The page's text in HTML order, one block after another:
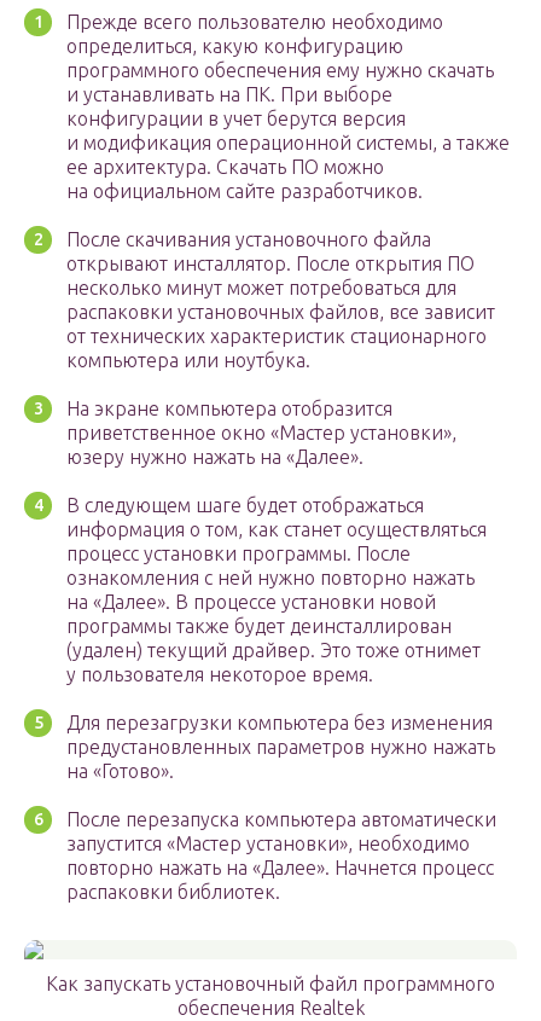
Прежде всего пользователю необходимо
определиться, какую конфигурацию
программного обеспечения ему нужно скачать
и устанавливать на ПК. При выборе
конфигурации в учет берутся версия
и модификация операционной системы, а также
ее архитектура. Скачать ПО можно
на официальном сайте разработчиков.
После скачивания установочного файла
открывают инсталлятор. После открытия ПО
несколько минут может потребоваться для
распаковки установочных файлов, все зависит
от технических характеристик стационарного
компьютера или ноутбука.
На экране компьютера отобразится
приветственное окно «Мастер установки»,
юзеру нужно нажать на «Далее».
В следующем шаге будет отображаться
информация о том, как станет осуществляться
процесс установки программы. После
ознакомления с ней нужно повторно нажать
на «Далее». В процессе установки новой
программы также будет деинсталлирован
(удален) текущий драйвер. Это тоже отнимет
у пользователя некоторое время.
Для перезагрузки компьютера без изменения
предустановленных параметров нужно нажать
на «Готово».
После перезапуска компьютера автоматически
запустится «Мастер установки», необходимо
повторно нажать на «Далее». Начнется процесс
распаковки библиотек.
Как запускать установочный файл программного
обеспечения Realtek